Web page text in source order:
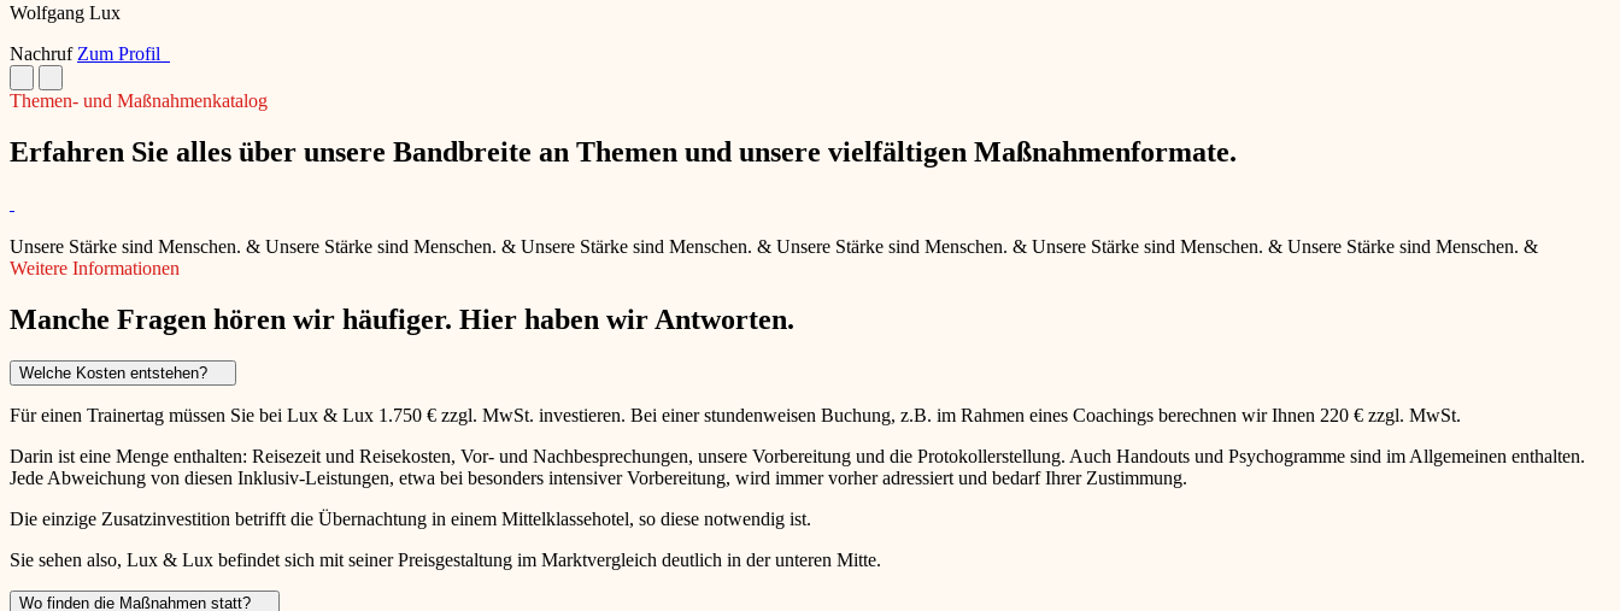
Wolfgang Lux
Nachruf Zum Profil
Themen- und Maßnahmenkatalog
Erfahren Sie alles über unsere Bandbreite an Themen und unsere vielfältigen Maßnahmenformate.
Unsere Stärke sind Menschen. & Unsere Stärke sind Menschen. & Unsere Stärke sind Menschen. & Unsere Stärke sind Menschen. & Unsere Stärke sind Menschen. & Unsere Stärke sind Menschen. &
Weitere Informationen
Manche Fragen hören wir häufiger. Hier haben wir Antworten.
Welche Kosten entstehen?
Für einen Trainertag müssen Sie bei Lux & Lux 1.750 € zzgl. MwSt. investieren. Bei einer stundenweisen Buchung, z.B. im Rahmen eines Coachings berechnen wir Ihnen 220 € zzgl. MwSt.
Darin ist eine Menge enthalten: Reisezeit und Reisekosten, Vor- und Nachbesprechungen, unsere Vorbereitung und die Protokollerstellung. Auch Handouts und Psychogramme sind im Allgemeinen enthalten.
Jede Abweichung von diesen Inklusiv-Leistungen, etwa bei besonders intensiver Vorbereitung, wird immer vorher adressiert und bedarf Ihrer Zustimmung.
Die einzige Zusatzinvestition betrifft die Übernachtung in einem Mittelklassehotel, so diese notwendig ist.
Sie sehen also, Lux & Lux befindet sich mit seiner Preisgestaltung im Marktvergleich deutlich in der unteren Mitte.
Wo finden die Maßnahmen statt?